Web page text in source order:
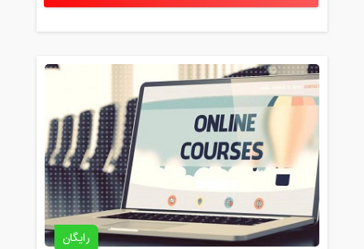
رایگان